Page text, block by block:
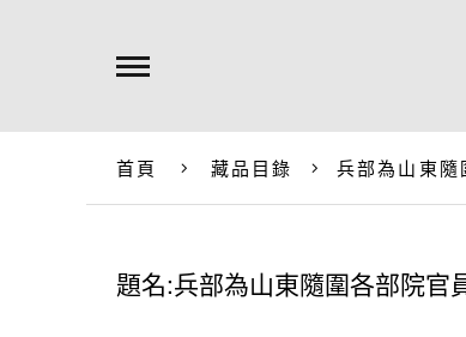
首頁 藏品目錄 兵部為山東
題名:兵部為山東隨圍各部院官